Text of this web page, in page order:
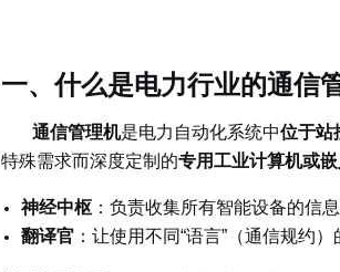
一、什么是电力行业的通信
通信管理机是电力自动化系统中位于站
特殊需求而深度定制的专用工业计算机或
神经中枢 ：负责收集所有智能设备的信
翻译官 ：让使用不同“语言”（通信规约